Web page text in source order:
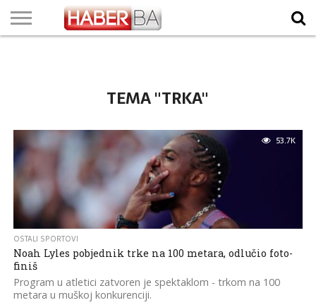
TEMA "TRKA"
53.7K
OSTALI SPORTOVI
Noah Lyles pobjednik trke na 100 metara, odlučio foto-
finiš
Program u atletici zatvoren je spektaklom - trkom na 100
metara u muškoj konkurenciji.